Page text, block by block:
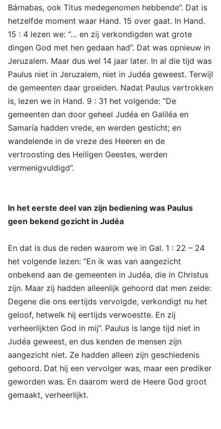
Bárnabas, ook Titus medegenomen hebbende”. Dat is
hetzelfde moment waar Hand. 15 over gaat. In Hand.
15 : 4 lezen we: “… en zij verkondigden wat grote
dingen God met hen gedaan had”. Dat was opnieuw in
Jeruzalem. Maar dus wel 14 jaar later. In al die tijd was
Paulus niet in Jeruzalem, niet in Judéa geweest. Terwijl
de gemeenten daar groeiden. Nadat Paulus vertrokken
is, lezen we in Hand. 9 : 31 het volgende: “De
gemeenten dan door geheel Judéa en Galiléa en
Samaría hadden vrede, en werden gesticht; en
wandelende in de vreze des Heeren en de
vertroosting des Heiligen Geestes, werden
vermenigvuldigd”.
In het eerste deel van zijn bediening was Paulus
geen bekend gezicht in Judéa
En dat is dus de reden waarom we in Gal. 1 : 22 – 24
het volgende lezen: “En ik was van aangezicht
onbekend aan de gemeenten in Judéa, die in Christus
zijn. Maar zij hadden alleenlijk gehoord dat men zeide:
Degene die ons eertijds vervolgde, verkondigt nu het
geloof, hetwelk hij eertijds verwoestte. En zij
verheerlijkten God in mij”. Paulus is lange tijd niet in
Judéa geweest, en dus kenden de mensen zijn
aangezicht niet. Ze hadden alleen zijn geschiedenis
gehoord. Dat hij een vervolger was, maar een prediker
geworden was. En daarom werd de Heere God groot
gemaakt, verheerlijkt.